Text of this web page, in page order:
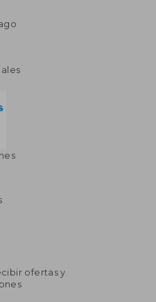
ofertas y